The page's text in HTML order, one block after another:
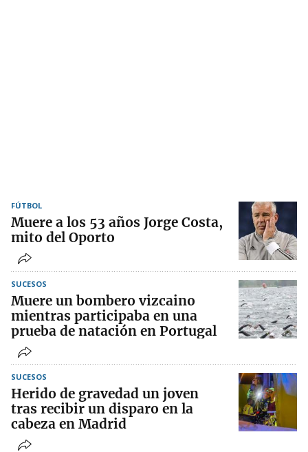
FÚTBOL
Muere a los 53 años Jorge Costa,
mito del Oporto
SUCESOS
Muere un bombero vizcaino
mientras participaba en una
prueba de natación en Portugal
SUCESOS
Herido de gravedad un joven
tras recibir un disparo en la
cabeza en Madrid